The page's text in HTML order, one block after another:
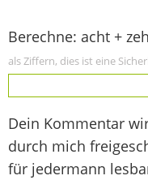
Berechne: acht +
als Ziffern, dies ist eine
Dein Kommentar
durch mich
für jedermann